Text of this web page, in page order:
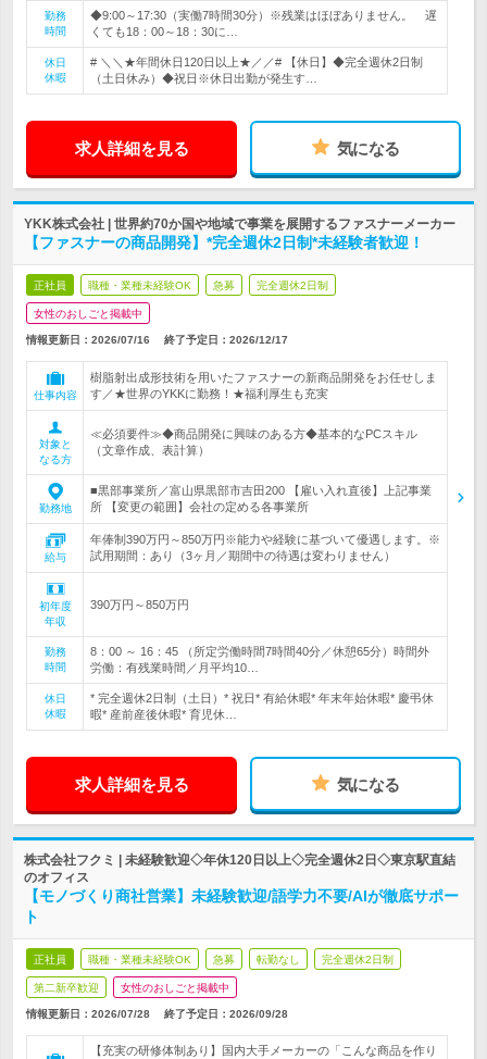
勤務
時間
◆9:00～17:30（実働7時間30分）※残業はほぼありません。 遅
くても18：00～18：30に…
休日
休暇
# ＼＼★年間休日120日以上★／／# 【休日】◆完全週休2日制
（土日休み）◆祝日※休日出勤が発生す…
求人詳細を見る 気になる
YKK株式会社 | 世界約70か国や地域で事業を展開するファスナーメーカー
【ファスナーの商品開発】*完全週休2日制*未経験者歓迎！
正社員 職種・業種未経験OK 急募 完全週休2日制
女性のおしごと掲載中
情報更新日：2026/07/16 終了予定日： 2026/12/17
仕事内容
樹脂射出成形技術を用いたファスナーの新商品開発をお任せしま
す／★世界のYKKに勤務！★福利厚生も充実
対象と
なる方
≪必須要件≫◆商品開発に興味のある方◆基本的なPCスキル
（文章作成、表計算）
勤務地
■黒部事業所／富山県黒部市吉田200 【雇い入れ直後】上記事業
所 【変更の範囲】会社の定める各事業所
給与
年俸制390万円～850万円※能力や経験に基づいて優遇します。※
試用期間：あり（3ヶ月／期間中の待遇は変わりません）
初年度
年収
390万円～850万円
勤務
時間
8：00 ～ 16：45 （所定労働時間7時間40分／休憩65分）時間外
労働：有残業時間／月平均10…
休日
休暇
* 完全週休2日制（土日）* 祝日* 有給休暇* 年末年始休暇* 慶弔休
暇* 産前産後休暇* 育児休…
求人詳細を見る 気になる
株式会社フクミ | 未経験歓迎◇年休120日以上◇完全週休2日◇東京駅直結
のオフィス
【モノづくり商社営業】未経験歓迎/語学力不要/AIが徹底サポー
ト
正社員 職種・業種未経験OK 急募 転勤なし 完全週休2日制
第二新卒歓迎 女性のおしごと掲載中
情報更新日：2026/07/28 終了予定日： 2026/09/28
【充実の研修体制あり】国内大手メーカーの「こんな商品を作り